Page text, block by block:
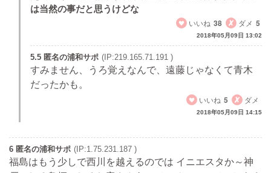
は当然の事だと思うけどな
いいね 38 ダメ 5
2018年05月09日 13:02
5.5 匿名の浦和サポ (IP:219.165.71.191 )
すみません、うろ覚えなんで、遠藤じゃなくて青木
だったかも。
いいね 5 ダメ
2018年05月09日 14:15
6 匿名の浦和サポ (IP:1.75.231.187 )
福島はもう少しで西川を越えるのでは イニエスタか～神